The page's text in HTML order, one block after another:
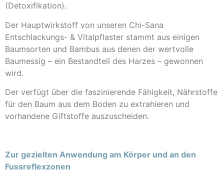
(Detoxifikation).
Der Hauptwirkstoff von unseren Chi-Sana
Entschlackungs- & Vitalpflaster stammt aus einigen
Baumsorten und Bambus aus denen der wertvolle
Baumessig – ein Bestandteil des Harzes – gewonnen
wird.
Der verfügt über die faszinierende Fähigkeit, Nährstoffe
für den Baum aus dem Boden zu extrahieren und
vorhandene Giftstoffe auszuscheiden.
Zur gezielten Anwendung am Körper und an den
Fussreflexzonen